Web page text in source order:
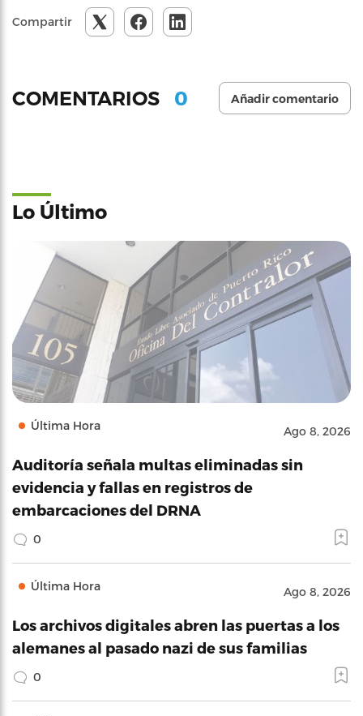
Compartir
COMENTARIOS 0 Añadir comentario
Lo Último
Última Hora Ago 8, 2026
Auditoría señala multas eliminadas sin
evidencia y fallas en registros de
embarcaciones del DRNA
0
Última Hora Ago 8, 2026
Los archivos digitales abren las puertas a los
alemanes al pasado nazi de sus familias
0